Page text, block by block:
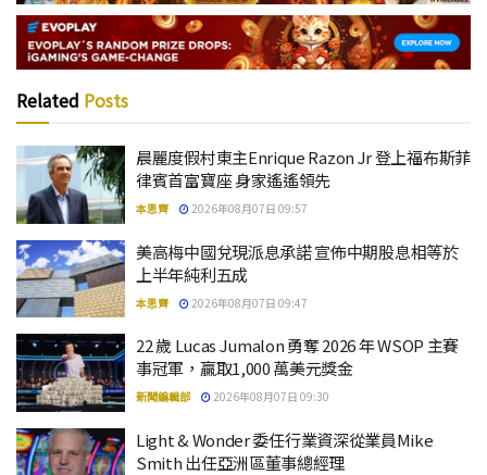
Related Posts
晨麗度假村東主Enrique Razon Jr 登上福布斯菲
律賓首富寶座 身家遙遙領先
本思齊 2026年08月07日 09:57
美高梅中國兌現派息承諾 宣佈中期股息相等於
上半年純利五成
本思齊 2026年08月07日 09:47
22 歲 Lucas Jumalon 勇奪 2026 年 WSOP 主賽
事冠軍，贏取1,000 萬美元獎金
新聞編輯部 2026年08月07日 09:30
Light & Wonder 委任行業資深從業員Mike
Smith 出任亞洲區董事總經理